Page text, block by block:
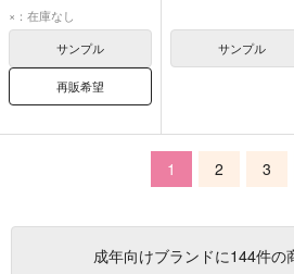
山田一郎
山田三郎
×：在庫なし
サンプル
再販希望
サンプル
1 2 3
成年向けブランドに144件の